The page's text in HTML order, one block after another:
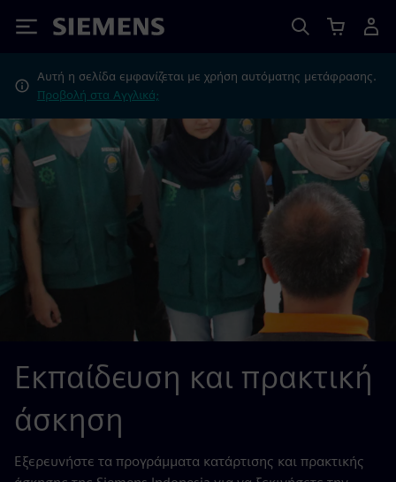
Siemens
Αυτή η σελίδα εμφανίζεται με χρήση αυτόματης μετάφρασης.
Προβολή στα Αγγλικά;
Εκπαίδευση και πρακτική
άσκηση
Εξερευνήστε τα προγράμματα κατάρτισης και πρακτικής